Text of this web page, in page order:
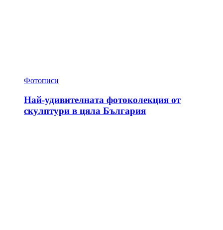
Фотописи
Най-удивителната фотоколекция от
скулптури в цяла България